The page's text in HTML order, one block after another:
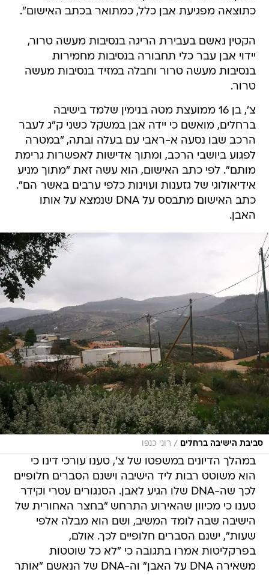
כתוצאה מפגיעת אבן כלל, כמתואר בכתב האישום".
הקטין נאשם בעבירת הריגה בנסיבות מעשה טרור,
יידוי אבן עבר כלי תחבורה בנסיבות מחמירות
בנסיבות מעשה טרור וחבלה במזיד בנסיבות מעשה
טרור.
צ', בן 16 ממועצת מטה בנימין שלמד בישיבה
ברחלים, מואשם כי יידה אבן במשקל כשני ק"ג לעבר
הרכב שבו נסעה א-ראבי עם בעלה ובתה, "במטרה
לפגוע ביושבי הרכב, ומתוך אדישות לאפשרות גרימת
מותם". לפי כתב האישום, הוא עשה זאת "מתוך מניע
אידיאולוגי של גזענות ועוינות כלפי ערבים באשר הם".
כתב האישום מתבסס על DNA שנמצא על אותו
האבן.
סביבת הישיבה ברחלים / רוני כנפו
במהלך הדיונים במשפטו של צ', טענו עורכי דינו כי
הוא משוטט רבות ליד הישיבה וישנם הסברים חלופיים
לכך שה-DNA שלו הגיע לאבן. הסנגורים עטרי וקידר
טענו כי מכיוון שהאירוע התרחש "בחצר האחורית של
הישיבה שבה לומד המשיב, ושם הוא מבלה אלפי
שעות", ישנם הסברים חלופיים לכך. אולם,
בפרקליטות אמרו בתגובה כי "לא כל שוטטות
משאירה DNA על האבן" וה-DNA של הנאשם "אותר